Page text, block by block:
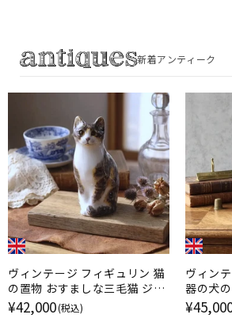
新着アンティーク
ヴィンテージ フィギュリン 猫
の置物 おすましな三毛猫 ジェ
ニー・ウィンスタンレイ イギリ
¥42,000(税込)
ヴィン
器の犬
ンジント
ウィン